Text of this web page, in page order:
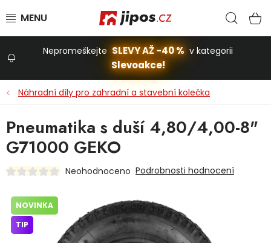
Stavba a dům
Dílna
Domácnost
Nepromeškejte SLEVY AŽ -40 % v kategorii
Slevoakce!
Náhradní díly pro zahradní a stavební kolečka
Pneumatika s duší 4,80/4,00-8"
G71000 GEKO
Neohodnoceno Podrobnosti hodnocení
NOVINKA
TIP